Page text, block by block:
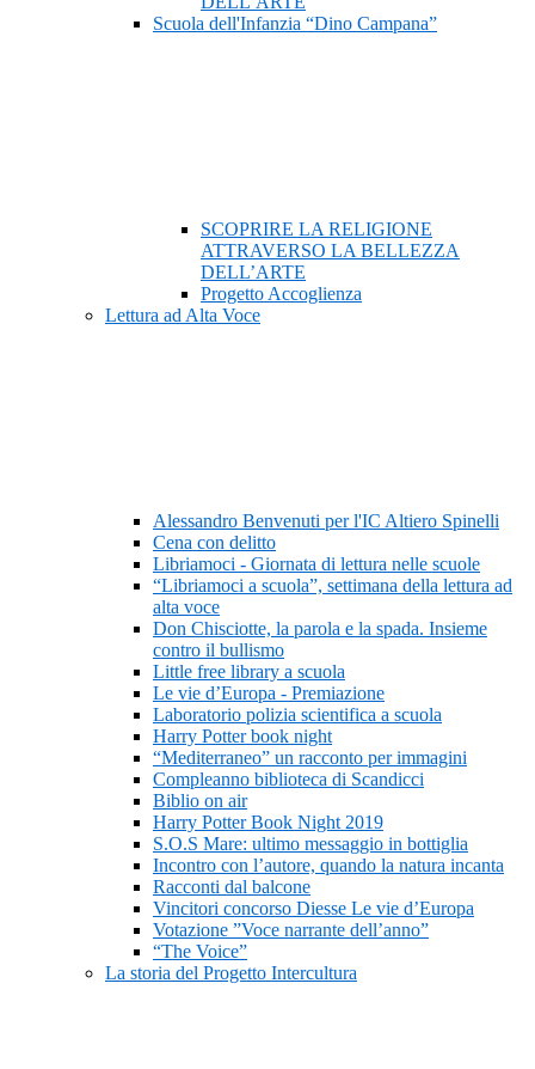
Scuola dell'Infanzia “Dino Campana”
SCOPRIRE LA RELIGIONE
ATTRAVERSO LA BELLEZZA
DELL’ARTE
Progetto Accoglienza
Lettura ad Alta Voce
Alessandro Benvenuti per l'IC Altiero Spinelli
Cena con delitto
Libriamoci - Giornata di lettura nelle scuole
“Libriamoci a scuola”, settimana della lettura ad
alta voce
Don Chisciotte, la parola e la spada. Insieme
contro il bullismo
Little free library a scuola
Le vie d’Europa - Premiazione
Laboratorio polizia scientifica a scuola
Harry Potter book night
“Mediterraneo” un racconto per immagini
Compleanno biblioteca di Scandicci
Biblio on air
Harry Potter Book Night 2019
S.O.S Mare: ultimo messaggio in bottiglia
Incontro con l’autore, quando la natura incanta
Racconti dal balcone
Vincitori concorso Diesse Le vie d’Europa
Votazione ”Voce narrante dell’anno”
“The Voice”
La storia del Progetto Intercultura